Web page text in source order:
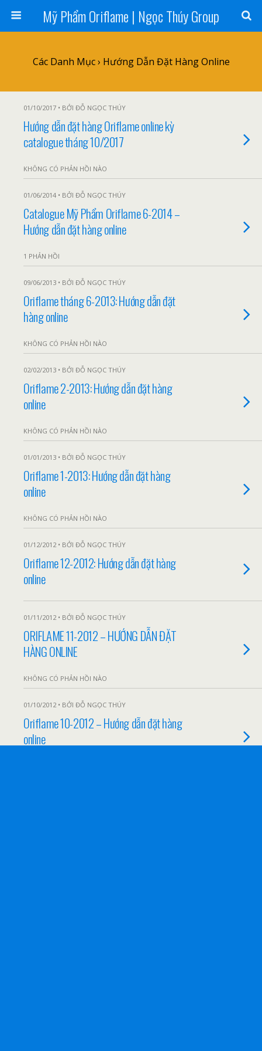
Mỹ Phẩm Oriflame | Ngọc Thúy Group
Các Danh Mục › Hướng Dẫn Đặt Hàng Online
01/10/2017 • BỞI ĐỖ NGỌC THÚY
Hướng dẫn đặt hàng Oriflame online kỳ
catalogue tháng 10/2017
KHÔNG CÓ PHẢN HỒI NÀO
01/06/2014 • BỞI ĐỖ NGỌC THÚY
Catalogue Mỹ Phẩm Oriflame 6-2014 –
Hướng dẫn đặt hàng online
1 PHẢN HỒI
09/06/2013 • BỞI ĐỖ NGỌC THÚY
Oriflame tháng 6-2013: Hướng dẫn đặt
hàng online
KHÔNG CÓ PHẢN HỒI NÀO
02/02/2013 • BỞI ĐỖ NGỌC THÚY
Oriflame 2-2013: Hướng dẫn đặt hàng
online
KHÔNG CÓ PHẢN HỒI NÀO
01/01/2013 • BỞI ĐỖ NGỌC THÚY
Oriflame 1-2013: Hướng dẫn đặt hàng
online
KHÔNG CÓ PHẢN HỒI NÀO
01/12/2012 • BỞI ĐỖ NGỌC THÚY
Oriflame 12-2012: Hướng dẫn đặt hàng
online
01/11/2012 • BỞI ĐỖ NGỌC THÚY
ORIFLAME 11-2012 – HƯỚNG DẪN ĐẶT
HÀNG ONLINE
KHÔNG CÓ PHẢN HỒI NÀO
01/10/2012 • BỞI ĐỖ NGỌC THÚY
Oriflame 10-2012 – Hướng dẫn đặt hàng
online